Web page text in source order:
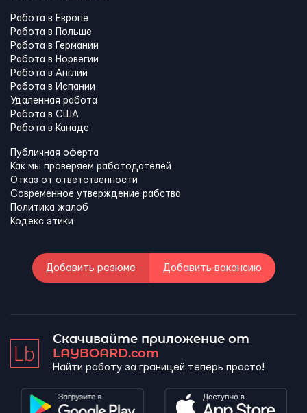
Работа в Европе
Работа в Польше
Работа в Германии
Работа в Норвегии
Работа в Англии
Работа в Испании
Удаленная работа
Работа в США
Работа в Канадe
Публичная оферта
Как мы проверяем работодателей
Отказ от ответственности
Современное утверждение рабства
Политика жалоб
Кодекс этики
Добавить резюме Добавить вакансию
Скачивайте приложение от
LAYBOARD.com
Найти работу за границей теперь просто!